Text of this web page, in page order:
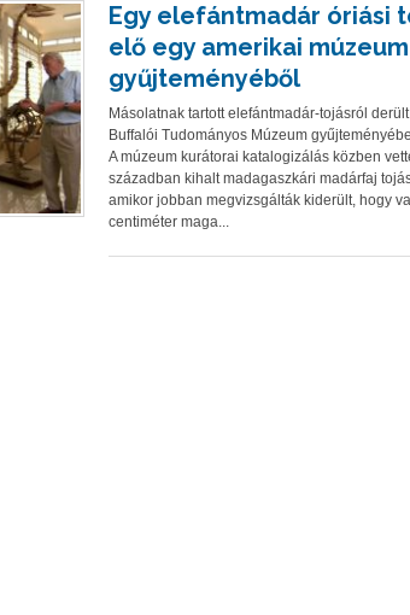
Egy elefántmadár óriási
elő egy amerikai múzeum
gyűjteményéből
Másolatnak tartott elefántmadár-tojásról
Buffalói Tudományos Múzeum
A múzeum kurátorai katalogizálás közben
században kihalt madagaszkári madárfaj
amikor jobban megvizsgálták kiderült, hogy
centiméter maga...